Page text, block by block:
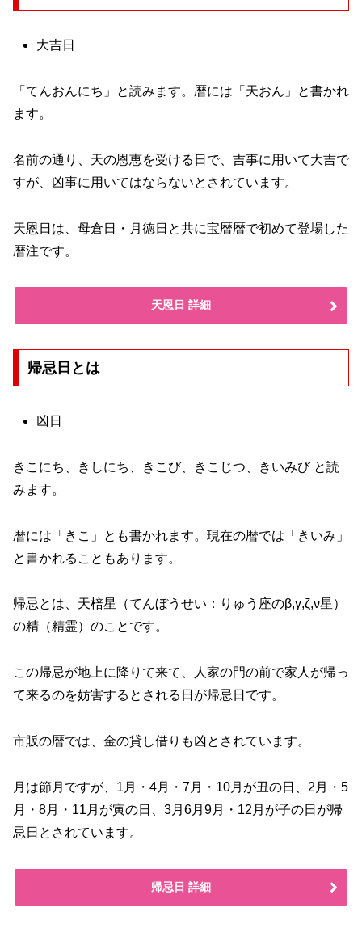
大吉日
「てんおんにち」と読みます。暦には「天おん」と書かれ
ます。
名前の通り、天の恩恵を受ける日で、吉事に用いて大吉で
すが、凶事に用いてはならないとされています。
天恩日は、母倉日・月徳日と共に宝暦暦で初めて登場した
暦注です。
天恩日 詳細
帰忌日とは
凶日
きこにち、きしにち、きこび、きこじつ、きいみび と読
みます。
暦には「きこ」とも書かれます。現在の暦では「きいみ」
と書かれることもあります。
帰忌とは、天棓星（てんぼうせい：りゅう座のβ,γ,ζ,ν星）
の精（精霊）のことです。
この帰忌が地上に降りて来て、人家の門の前で家人が帰っ
て来るのを妨害するとされる日が帰忌日です。
市販の暦では、金の貸し借りも凶とされています。
月は節月ですが、1月・4月・7月・10月が丑の日、2月・5
月・8月・11月が寅の日、3月6月9月・12月が子の日が帰
忌日とされています。
帰忌日 詳細